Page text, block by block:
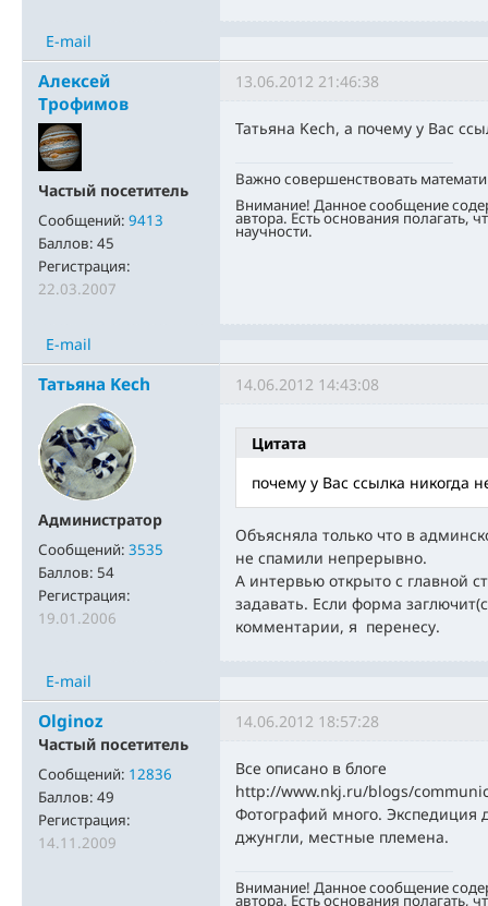
E-mail
Алексей
Трофимов
Частый посетитель
Сообщений: 9413
Баллов: 45
Регистрация:
22.03.2007
13.06.2012 21:46:38
Татьяна Kech, а почему у Вас
Важно совершенствовать
Внимание! Данное сообщение
автора. Есть основания полагать,
научности.
E-mail
Татьяна Kech
Администратор
Сообщений: 3535
Баллов: 54
Регистрация:
19.01.2006
14.06.2012 14:43:08
Цитата
почему у Вас ссылка никогда
Объясняла только что в
не спамили непрерывно.
А интервью открыто с главной
задавать. Если форма
комментарии, я перенесу.
E-mail
Olginoz
Частый посетитель
Сообщений: 12836
Баллов: 49
Регистрация:
14.11.2009
14.06.2012 18:57:28
Все описано в блоге
http://www.nkj.ru/blogs/
Фотографий много. Экспедиция
джунгли, местные племена.
Внимание! Данное сообщение
автора. Есть основания полагать,